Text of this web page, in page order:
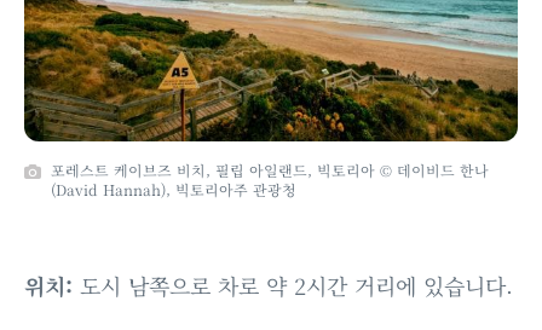
포레스트 케이브즈 비치, 필립 아일랜드, 빅토리아 © 데이비드 한나
(David Hannah), 빅토리아주 관광청
위치: 도시 남쪽으로 차로 약 2시간 거리에 있습니다.